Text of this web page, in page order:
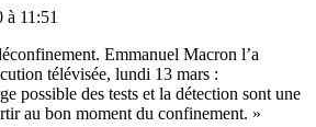
à 11:51
éconfinement. Emmanuel Macron l’a
télévisée, lundi 13 mars :
possible des tests et la détection sont une
au bon moment du confinement. »